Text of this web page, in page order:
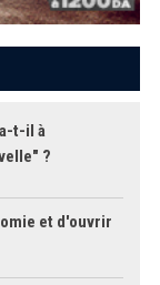
t-il à
?
et d'ouvrir